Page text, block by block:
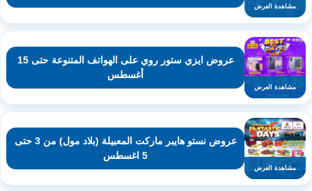
مشاهدة العرض
مشاهدة العرض
عروض ايزي ستور روي على الهواتف المتنوعة حتى 15
أغسطس
مشاهدة العرض
عروض نستو هايبر ماركت المعبيلة (بلاد مول) من 3 حتى
5 اغسطس